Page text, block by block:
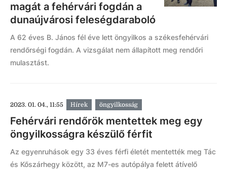
magát a fehérvári fogdán a
dunaújvárosi feleségdaraboló
A 62 éves B. János fél éve lett öngyilkos a székesfehérvári
rendőrségi fogdán. A vizsgálat nem állapított meg rendőri
mulasztást.
2023. 01. 04., 11:55 Hírek öngyilkosság
Fehérvári rendőrök mentettek meg egy
öngyilkosságra készülő férfit
Az egyenruhások egy 33 éves férfi életét mentették meg Tác
és Kőszárhegy között, az M7-es autópálya felett átívelő